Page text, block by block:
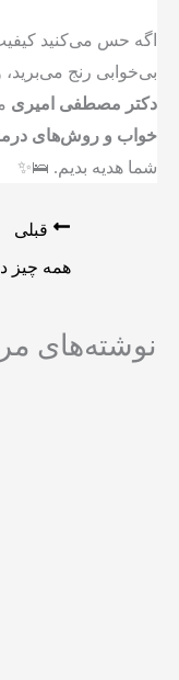
اگه حس می‌کنید
بی‌خوابی رنج
دکتر مصطفی امیری
خواب و روش‌های
شما هدیه بدیم. 🛌✨
قبلی
همه چیز
نوشته‌های